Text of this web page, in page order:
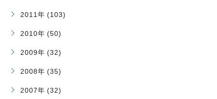
2011年 (103)
2010年 (50)
2009年 (32)
2008年 (35)
2007年 (32)